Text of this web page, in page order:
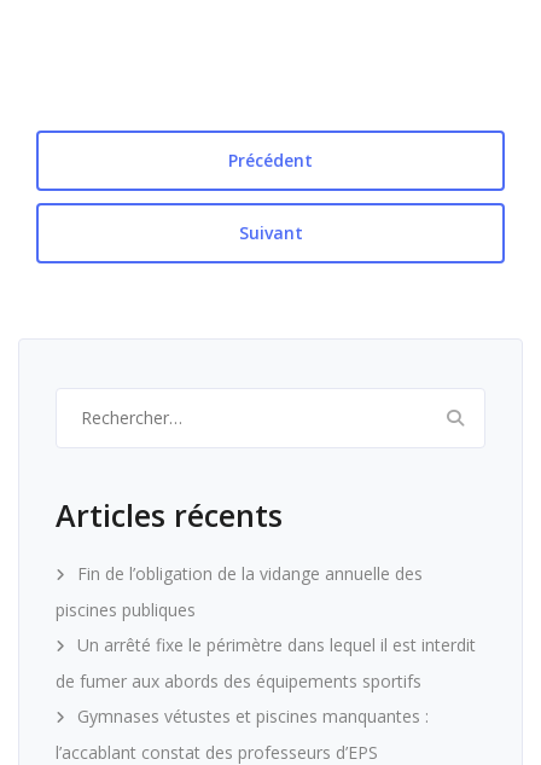
Précédent
Suivant
Articles récents
Fin de l’obligation de la vidange annuelle des
piscines publiques
Un arrêté fixe le périmètre dans lequel il est interdit
de fumer aux abords des équipements sportifs
Gymnases vétustes et piscines manquantes :
l’accablant constat des professeurs d’EPS